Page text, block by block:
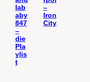
lab
aby
847
–
die
Pla
ylis
t
–
Iron
City